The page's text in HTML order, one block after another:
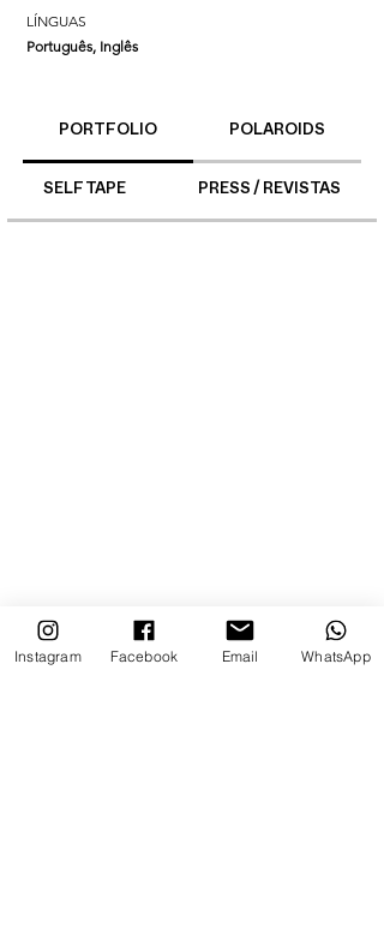
LÍNGUAS
Português, Inglês
PORTFOLIO POLAROIDS
SELF TAPE PRESS / REVISTAS
Instagram Facebook Email WhatsApp